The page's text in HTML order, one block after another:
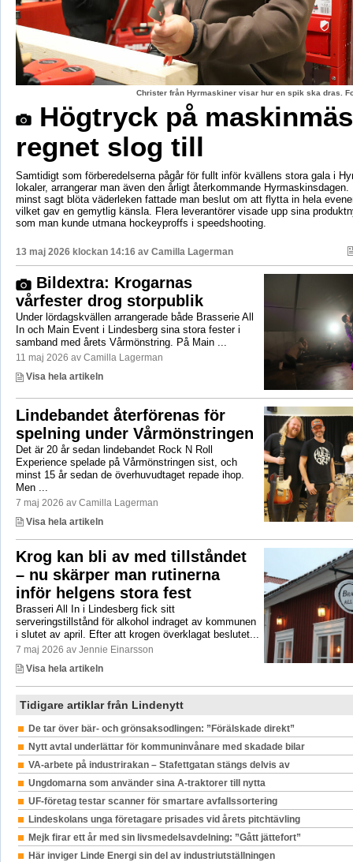
Christer från Hyrmaskiner visar hur en spik ska dras.
Högtryck på
regnet slog till
Samtidigt som förberedelserna pågår för fullt inför kvällens stora gala i
lokaler, arrangerar man även den årligt återkommande
minst sagt blöta väderleken fattade man beslut om att flytta in hela
vilket gav en gemytlig känsla. Flera leverantörer visade upp sina
som man kunde utmana hockeyproffs i speedshooting.
13 maj 2026 klockan 14:16 av Camilla Lagerman
Bildextra: Krogarnas
vårfester drog storpublik
Under lördagskvällen arrangerade både Brasserie All
In och Main Event i Lindesberg sina stora fester i
samband med årets Vårmönstring. På Main ...
11 maj 2026 av Camilla Lagerman
Visa hela artikeln
Lindebandet återförenas för
spelning under Vårmönstringen
Det är 20 år sedan lindebandet Rock N Roll
Experience spelade på Vårmönstringen sist, och
minst 15 år sedan de överhuvudtaget repade ihop.
Men ...
7 maj 2026 av Camilla Lagerman
Visa hela artikeln
Krog kan bli av med tillståndet
– nu skärper man rutinerna
inför helgens stora fest
Brasseri All In i Lindesberg fick sitt
serveringstillstånd för alkohol indraget av kommunen
i slutet av april. Efter att krogen överklagat beslutet...
7 maj 2026 av Jennie Einarsson
Visa hela artikeln
Tidigare artiklar från Lindenytt
De tar över bär- och grönsaksodlingen: ”Förälskade direkt”
Nytt avtal underlättar för kommuninvånare med skadade bilar
VA-arbete på industrirakan – Stafettgatan stängs delvis av
Ungdomarna som använder sina A-traktorer till nytta
UF-företag testar scanner för smartare avfallssortering
Lindeskolans unga företagare prisades vid årets pitchtävling
Mejk firar ett år med sin livsmedelsavdelning: ”Gått jättefort”
Här inviger Linde Energi sin del av industriutställningen